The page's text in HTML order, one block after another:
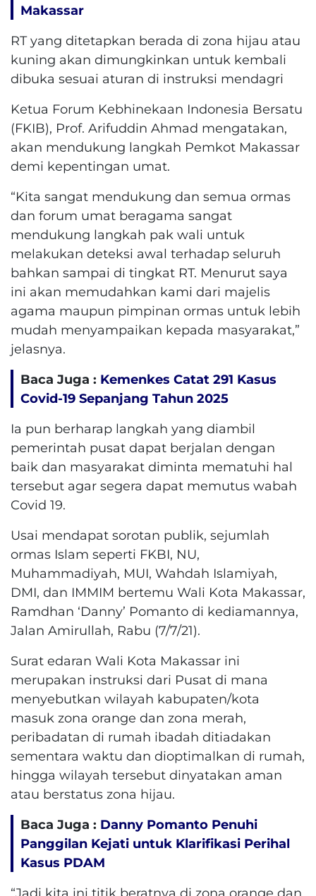
Makassar
RT yang ditetapkan berada di zona hijau atau
kuning akan dimungkinkan untuk kembali
dibuka sesuai aturan di instruksi mendagri
Ketua Forum Kebhinekaan Indonesia Bersatu
(FKIB), Prof. Arifuddin Ahmad mengatakan,
akan mendukung langkah Pemkot Makassar
demi kepentingan umat.
“Kita sangat mendukung dan semua ormas
dan forum umat beragama sangat
mendukung langkah pak wali untuk
melakukan deteksi awal terhadap seluruh
bahkan sampai di tingkat RT. Menurut saya
ini akan memudahkan kami dari majelis
agama maupun pimpinan ormas untuk lebih
mudah menyampaikan kepada masyarakat,”
jelasnya.
Baca Juga : Kemenkes Catat 291 Kasus
Covid-19 Sepanjang Tahun 2025
Ia pun berharap langkah yang diambil
pemerintah pusat dapat berjalan dengan
baik dan masyarakat diminta mematuhi hal
tersebut agar segera dapat memutus wabah
Covid 19.
Usai mendapat sorotan publik, sejumlah
ormas Islam seperti FKBI, NU,
Muhammadiyah, MUI, Wahdah Islamiyah,
DMI, dan IMMIM bertemu Wali Kota Makassar,
Ramdhan ‘Danny’ Pomanto di kediamannya,
Jalan Amirullah, Rabu (7/7/21).
Surat edaran Wali Kota Makassar ini
merupakan instruksi dari Pusat di mana
menyebutkan wilayah kabupaten/kota
masuk zona orange dan zona merah,
peribadatan di rumah ibadah ditiadakan
sementara waktu dan dioptimalkan di rumah,
hingga wilayah tersebut dinyatakan aman
atau berstatus zona hijau.
Baca Juga : Danny Pomanto Penuhi
Panggilan Kejati untuk Klarifikasi Perihal
Kasus PDAM
“Jadi kita ini titik beratnya di zona orange dan